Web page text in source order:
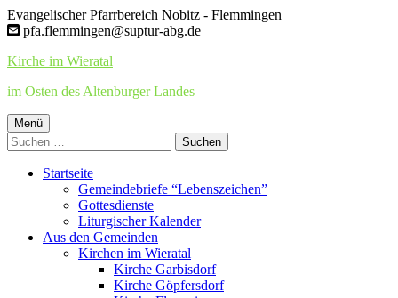
Springe
zum
Evangelischer Pfarrbereich Nobitz - Flemmingen
pfa.flemmingen@suptur-abg.de
Kirche im Wieratal
im Osten des Altenburger Landes
Primäres
Menü
Menü
Suchen
nach:
Startseite
Gemeindebriefe “Lebenszeichen”
Gottesdienste
Liturgischer Kalender
Aus den Gemeinden
Kirchen im Wieratal
Kirche Garbisdorf
Kirche Göpfersdorf